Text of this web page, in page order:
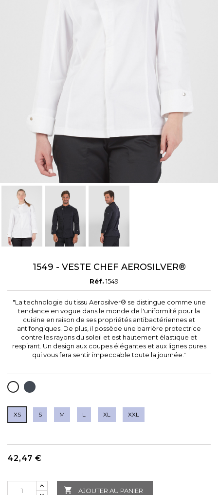
1549 - VESTE CHEF AEROSILVER®
Réf. 1549
"La technologie du tissu Aerosilver® se distingue comme une
tendance en vogue dans le monde de l'uniformité pour la
cuisine en raison de ses propriétés antibactériennes et
antifongiques. De plus, il possède une barrière protectrice
contre les rayons du soleil et est hautement élastique et
respirant. Un design aux coupes élégantes et aux lignes pures
qui vous fera sentir impeccable toute la journée."
BLANCNOIR
XS S M L XL XXL
42,47 €
 AJOUTER AU PANIER
Connexion